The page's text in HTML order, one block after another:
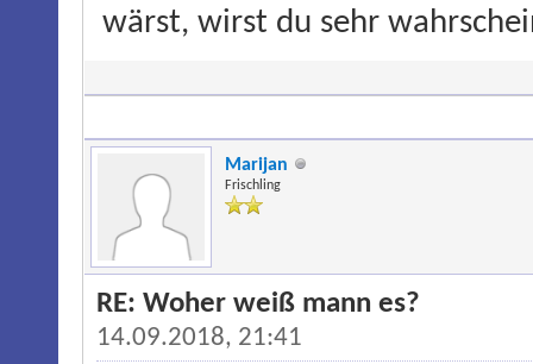
wärst, wirst du sehr
Marijan
Frischling
RE: Woher weiß mann es?
14.09.2018, 21:41